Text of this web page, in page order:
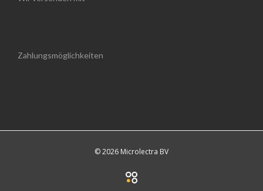
Zahlungsmöglichkeiten
© 2026 Microlectra BV